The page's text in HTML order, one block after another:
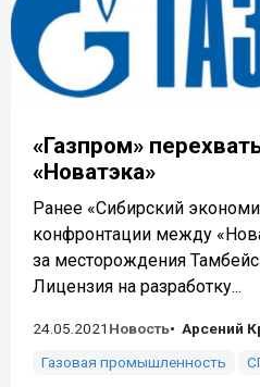
«Газпром»
«Новатэка»
Ранее «Сибирский
конфронтации между
за месторождения
Лицензия на разработку...
24.05.2021 Новость
Арсений
Газовая промышленность